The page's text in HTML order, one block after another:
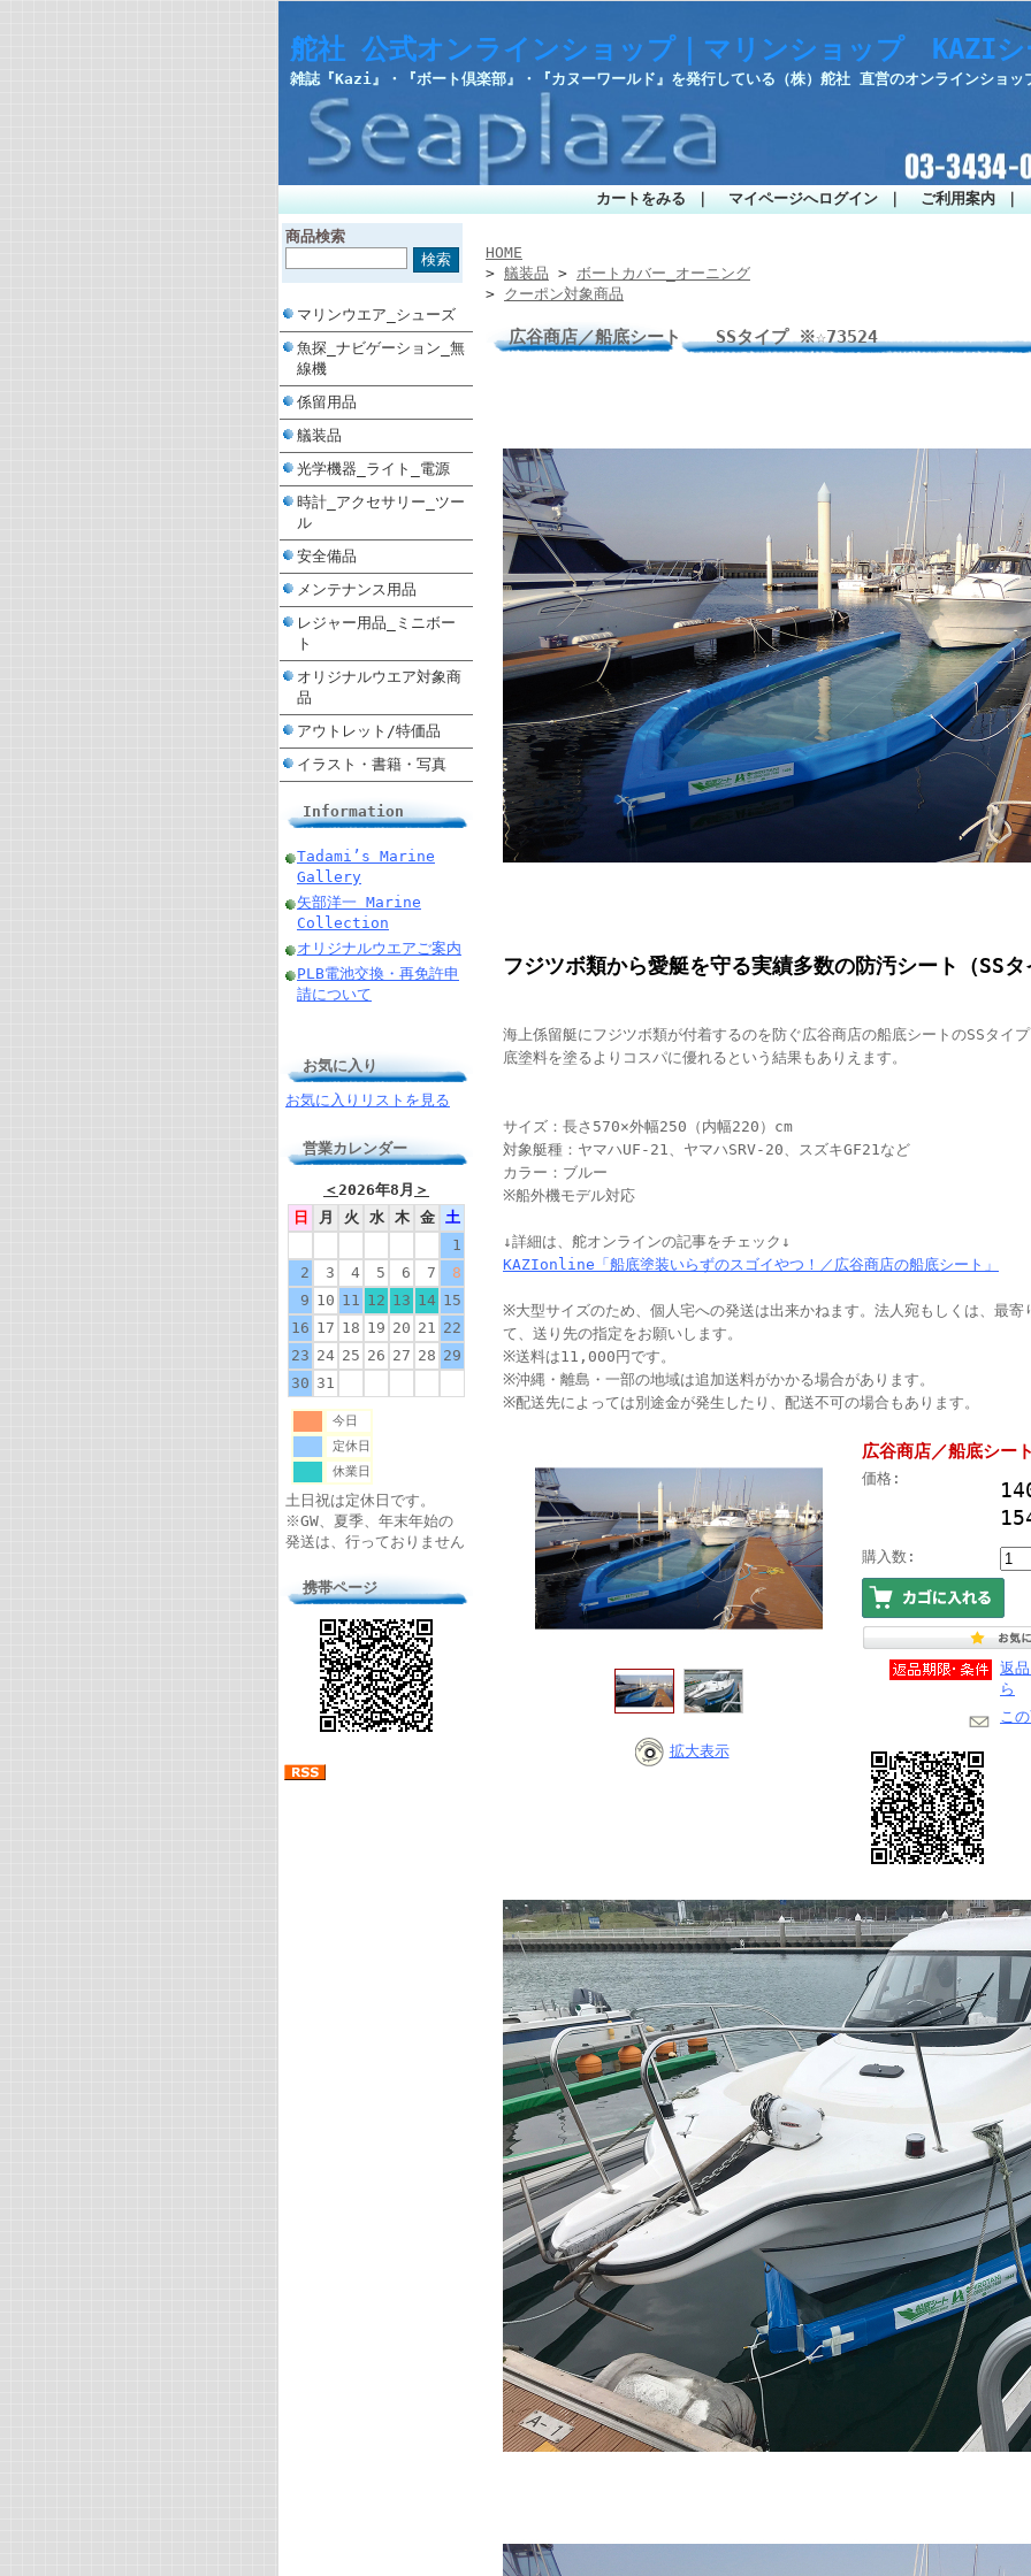
舵社 公式オンラインショップ｜マリンショップ KAZIシ
雑誌『Kazi』・『ボート倶楽部』・『カヌーワールド』を発行している（株）舵社 直営のオンラインショッ
カートをみる マイページへログイン ご利用案内
商品検索
マリンウエア_シューズ
魚探_ナビゲーション_無
線機
係留用品
艤装品
光学機器_ライト_電源
時計_アクセサリー_ツー
ル
安全備品
メンテナンス用品
レジャー用品_ミニボー
ト
オリジナルウエア対象商
品
アウトレット/特価品
イラスト・書籍・写真
Information
Tadami’s Marine
Gallery
矢部洋一 Marine
Collection
オリジナルウエアご案内
PLB電池交換・再免許申
請について
お気に入り
お気に入りリストを見る
営業カレンダー
＜2026年8月 ＞
日
月 火 水 木 金
土
1
2
3 4 5 6 7
8
9 10 11 12 13 14 15
16 17 18 19 20 21 22
23 24 25 26 27 28 29
30 31
今日
定休日
休業日
土日祝は定休日です。
※GW、夏季、年末年始の
発送は、行っておりません
携帯ページ
HOME
> 艤装品 > ボートカバー_オーニング
> クーポン対象商品
広谷商店／船底シート SSタイプ ※☆73524
フジツボ類から愛艇を守る実績多数の防汚シート（SSタ
海上係留艇にフジツボ類が付着するのを防ぐ広谷商店の船底シートのSSタイ
底塗料を塗るよりコスパに優れるという結果もありえます。
サイズ：長さ570×外幅250（内幅220）cm
対象艇種：ヤマハUF-21、ヤマハSRV-20、スズキGF21など
カラー：ブルー
※船外機モデル対応
↓詳細は、舵オンラインの記事をチェック↓
KAZIonline「船底塗装いらずのスゴイやつ！／広谷商店の船底シート」
※大型サイズのため、個人宅への発送は出来かねます。法人宛もしくは、最寄
て、送り先の指定をお願いします。
※送料は11,000円です。
※沖縄・離島・一部の地域は追加送料がかかる場合があります。
※配送先によっては別途金が発生したり、配送不可の場合もあります。
拡大表示
広谷商店／船底シ
価格:
購入数:
返
ら
こ